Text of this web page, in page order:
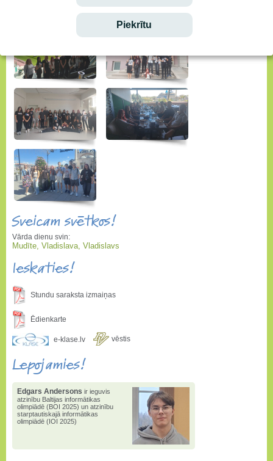
Piekrītu
Sveicam svētkos!
Vārda dienu svin:
Mudīte, Vladislava, Vladislavs
Ieskaties!
Stundu saraksta izmaiņas
Ēdienkarte
e-klase.lv vēstis
Lepojamies!
Edgars Andersons ir ieguvis
atzinību Baltijas informātikas
olimpiādē (BOI 2025) un atzinību
starptautiskajā informātikas
olimpiādē (IOI 2025)